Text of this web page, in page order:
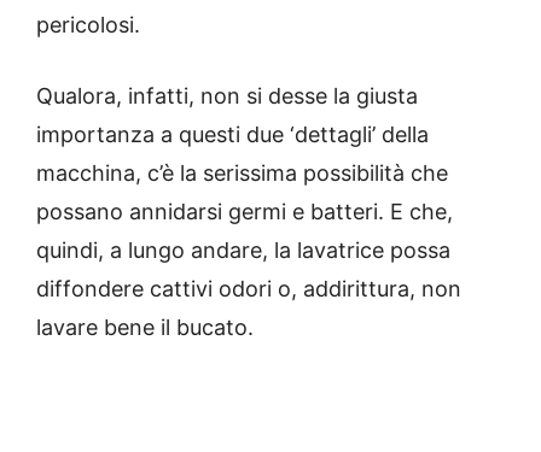
pericolosi.
Qualora, infatti, non si desse la giusta
importanza a questi due ‘dettagli’ della
macchina, c’è la serissima possibilità che
possano annidarsi germi e batteri. E che,
quindi, a lungo andare, la lavatrice possa
diffondere cattivi odori o, addirittura, non
lavare bene il bucato.